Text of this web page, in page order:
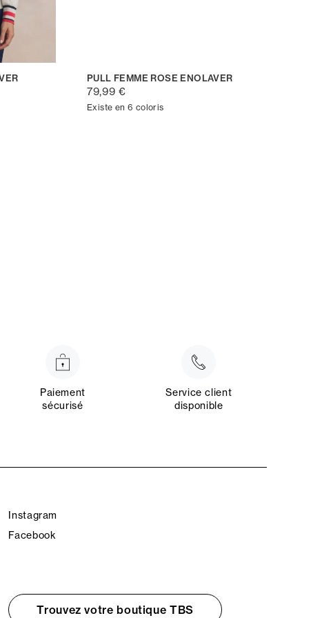
PULL FEMME ROSE ENOLAVER
79,99 €
Existe en 6 coloris
Paiement
sécurisé
Service client
disponible
Instagram
Facebook
Trouvez votre boutique TBS